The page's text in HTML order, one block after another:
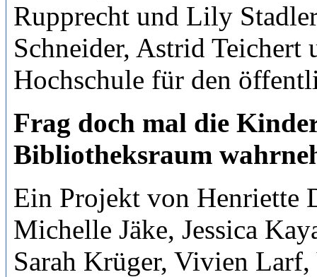
Rupprecht und Lily
Schneider, Astrid Teichert
Hochschule für den
Frag doch mal die
Bibliotheksraum
Ein Projekt von Henriette
Michelle Jäke, Jessica
Sarah Krüger, Vivien